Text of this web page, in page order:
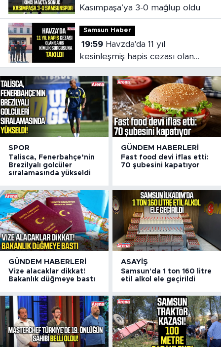
Kasımpaşa’ya 3-0 mağlup oldu
Samsun Haber
19:59Havzda'da 11 yıl
kesinleşmiş hapis cezası olan
şahıs yakalandı
SPOR
Talisca, Fenerbahçe’nin
Brezilyalı golcüler
sıralamasında yükseldi
GÜNDEM HABERLERI
Fast food devi iflas etti:
70 şubesini kapatıyor
GÜNDEM HABERLERI
Vize alacaklar dikkat!
Bakanlık düğmeye bastı
ASAYIŞ
Samsun'da 1 ton 160 litre
etil alkol ele geçirildi